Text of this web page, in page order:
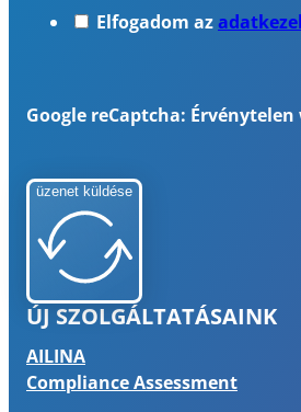
Elfogadom az
Google reCaptcha:
üzenet küldése
ÚJ SZOLGÁLTATÁSAINK
AILINA
Compliance Assessment